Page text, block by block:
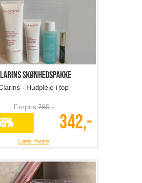
Skønhedspakke
- Hudpleje i top
Førpris760,-
342,-
Læs mere